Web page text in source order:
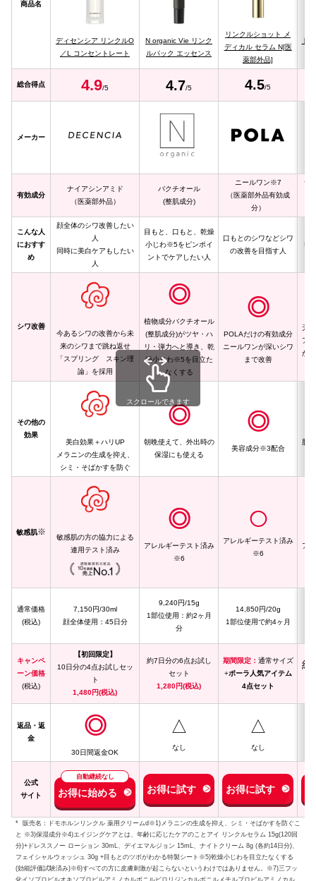
商品名
ディセンシア リンクルO
／L コンセントレート
N organic Vie リンク
ルパック エッセンス
リンクルショット メ
ディカル セラム N[医
薬部外品]
ド
総合得点 4.9/5 4.7/5 4.5/5
メーカー
有効成分
ナイアシンアミド
（医薬部外品）
バクチオール
(整肌成分)
ニールワン※7
（医薬部外品有効成
分）
ナ
こんな人
におすす
め
顔全体のシワ改善したい
人
同時に美白ケアもしたい
人
目もと、口もと、乾燥
小じわ※5をピンポイ
ントでケアしたい人
口もとのシワなどシワ
の改善を目指す人
※1
シワ改善
今あるシワの改善から未
来のシワまで跳ね返せ
「スプリング スキン理
論」を採用
◎
植物成分バクチオール
(整肌成分)がツヤ・ハ
リ・弾力へと導き、乾
燥小じわ※5を目立た
なくする
◎
POLAだけの有効成分
ニールワンが深いシワ
まで改善
天
ア
か
その他の
効果
美白効果＋ハリUP
メラニンの生成を抑え、
シミ・そばかすを防ぐ
◎
朝晩使えて、外出時の
保湿にも使える
◎
美容成分※3配合
肌
敏感肌※
敏感肌の方の協力による
連用テスト済み
◎
アレルギーテスト済み
※6
◯
アレルギーテスト済み
※6
ア
通常価格
(税込)
7,150円/30ml
顔全体使用：45日分
9,240円/15g
1部位使用：約2ヶ月
分
14,850円/20g
1部位使用で約4ヶ月
キャンペ
ーン価格
(税込)
【初回限定】
10日分の4点お試しセッ
ト
1,480円(税込)
約7日分の6点お試し
セット
1,280円(税込)
期間限定： 通常サイズ
+ポーラ人気アイテム
4点セット
約
返品・返
金
◎
30日間返金OK
△
なし
△
なし
公式
サイト
自動継続なし
お得に始める お得に試す お得に試す
スクロールできます
* 販売名：ドモホルンリンクル 薬用クリームd※1)メラニンの生成を抑え、シミ・そばかすを防ぐこ
と ※3)保湿成分※4)エイジングケアとは、年齢に応じたケアのことアイ リンクルセラム 15g(120回
分)+ドレススノー ローション 30mL、デイエマルジョン 15mL、ナイトクリーム 8g (各約14日分)、
フェイシャルウォッシュ 30g +目もとのツボがわかる特製シート※5)乾燥小じわを目立たなくする
(効能評価試験済み)※6)すべての方に皮膚刺激が起こらないというわけではありません。※7)三フッ
化イソプロピルオキソプロピルアミノカルボニルピロリジンカルボニルメチルプロピルアミノカル